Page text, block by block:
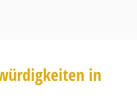
in